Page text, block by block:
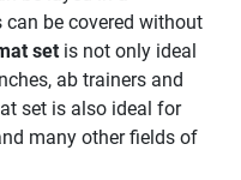
be covered without
set is not only ideal
ab trainers and
set is also ideal for
many other fields of